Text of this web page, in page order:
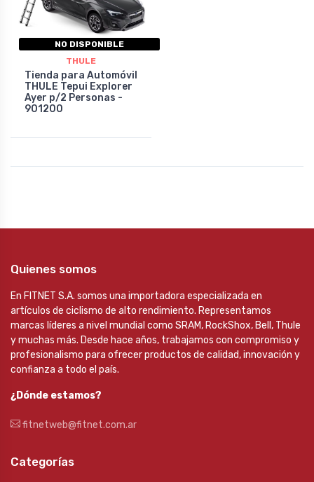
NO DISPONIBLE
THULE
Tienda para Automóvil
THULE Tepui Explorer
Ayer p/2 Personas -
901200
Quienes somos
En FITNET S.A. somos una importadora especializada en
artículos de ciclismo de alto rendimiento. Representamos
marcas líderes a nivel mundial como SRAM, RockShox, Bell, Thule
y muchas más. Desde hace años, trabajamos con compromiso y
profesionalismo para ofrecer productos de calidad, innovación y
confianza a todo el país.
¿Dónde estamos?
fitnetweb@fitnet.com.ar
Categorías